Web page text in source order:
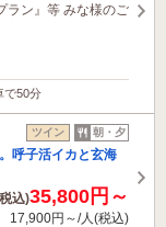
ラン』等 みな様のご
で50分
ツイン 朝・夕
呼子活イカと玄海
込)35,800円～
17,900円～/人(税込)